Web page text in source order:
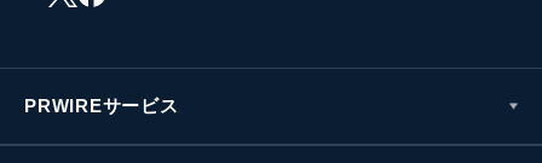
PRWIREサービス